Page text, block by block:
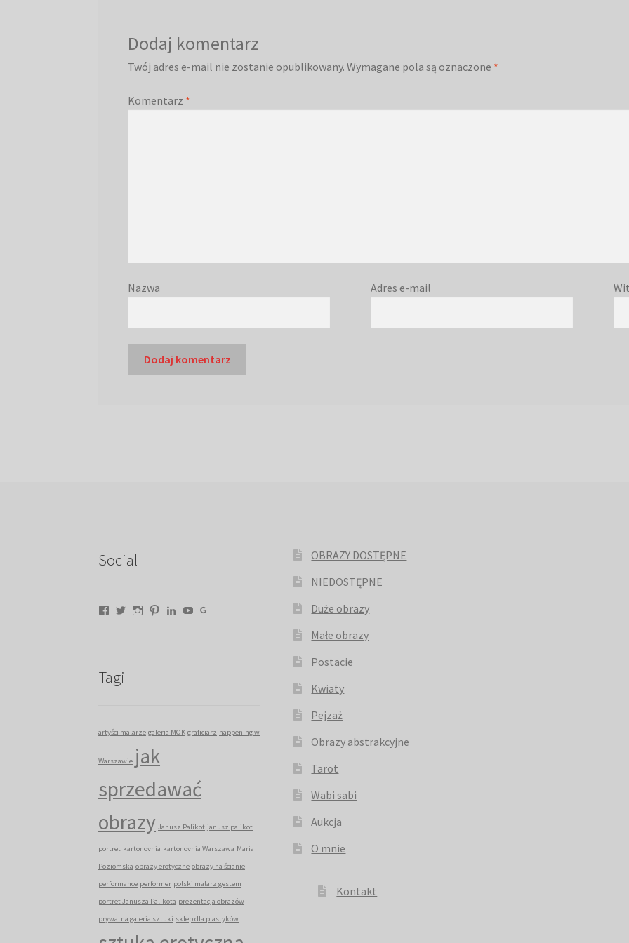
Dodaj komentarz
Twój adres e-mail nie zostanie opublikowany. Wymagane pola są oznaczone *
Komentarz *
Nazwa Adres e-mail
Social
Facebook
TwitterInstagram
PinterestLinkedInYouTube
Tagi
artyści malarze galeria MOK graficiarz happening w
Warszawie jak
sprzedawać
obrazy Janusz Palikot janusz palikot
portret kartonovnia kartonovnia Warszawa Maria
Poziomska obrazy erotyczne obrazy na ścianie
performance performer polski malarz gestem
portret Janusza Palikota prezentacja obrazów
prywatna galeria sztuki sklep dla plastyków
OBRAZY DOSTĘPNE
NIEDOSTĘPNE
Duże obrazy
Małe obrazy
Postacie
Kwiaty
Pejzaż
Obrazy abstrakcyjne
Tarot
Wabi sabi
Aukcja
O mnie
Kontakt